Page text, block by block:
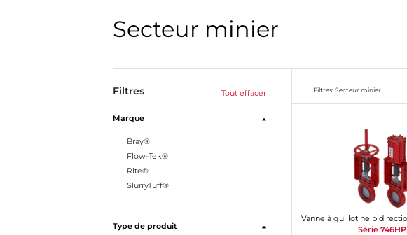
Secteur minier
Filtres Tout effacer
Marque
Bray®
Flow-Tek®
Rite®
SlurryTuff®
Type de produit
Filtres: Secteur minier
Série 746HP